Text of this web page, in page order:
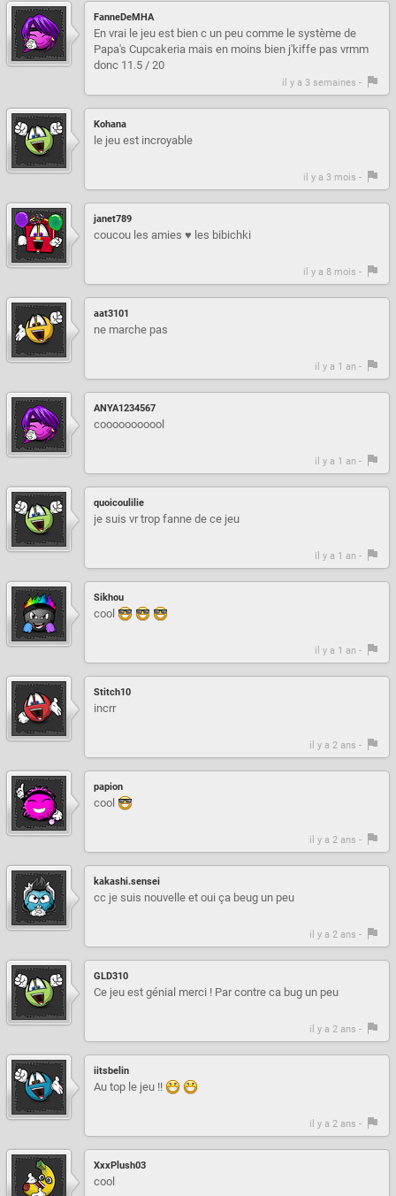
FanneDeMHA
En vrai le jeu est bien c un peu comme le système de
Papa's Cupcakeria mais en moins bien j'kiffe pas vrmm
donc 11.5 / 20
il y a 3 semaines -
Kohana
le jeu est incroyable
il y a 3 mois -
janet789
coucou les amies ♥ les bibichki
il y a 8 mois -
aat3101
ne marche pas
il y a 1 an -
ANYA1234567
cooooooooool
il y a 1 an -
quoicoulilie
je suis vr trop fanne de ce jeu
il y a 1 an -
Sikhou
cool
il y a 1 an -
Stitch10
incrr
il y a 2 ans -
papion
cool
il y a 2 ans -
kakashi.sensei
cc je suis nouvelle et oui ça beug un peu
il y a 2 ans -
GLD310
Ce jeu est génial merci ! Par contre ca bug un peu
il y a 2 ans -
iitsbelin
Au top le jeu !!
il y a 2 ans -
XxxPlush03
cool